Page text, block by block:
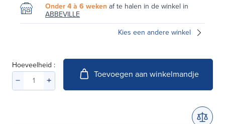
Onder 4 à 6 wekenaf te halen in de winkel in
ABBEVILLE
Kies een andere winkel
Hoeveelheid :
Toevoegen aan winkelmandje